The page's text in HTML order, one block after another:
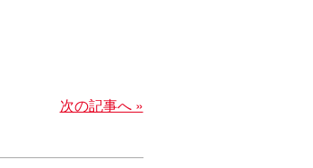
次の記事へ »